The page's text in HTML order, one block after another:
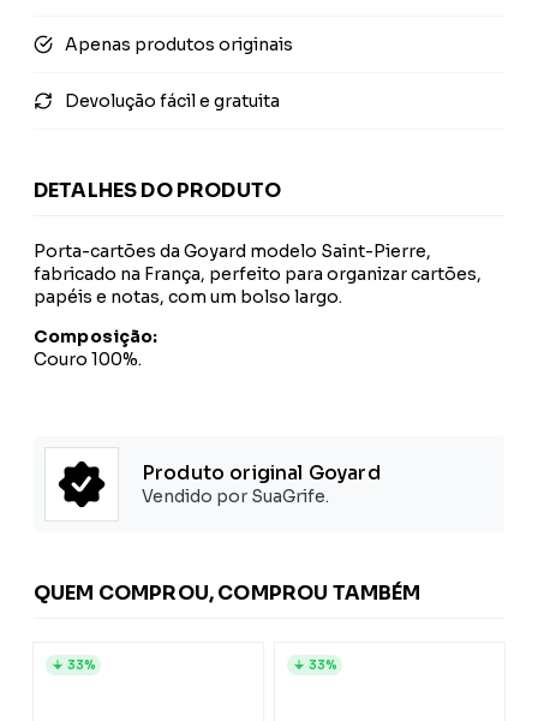
Apenas produtos originais
Devolução fácil e gratuita
DETALHES DO PRODUTO
Porta-cartões da Goyard modelo Saint-Pierre,
fabricado na França, perfeito para organizar cartões,
papéis e notas, com um bolso largo.
Composição:
Couro 100%.
Produto original Goyard
Vendido por SuaGrife.
QUEM COMPROU, COMPROU TAMBÉM
33% 33%